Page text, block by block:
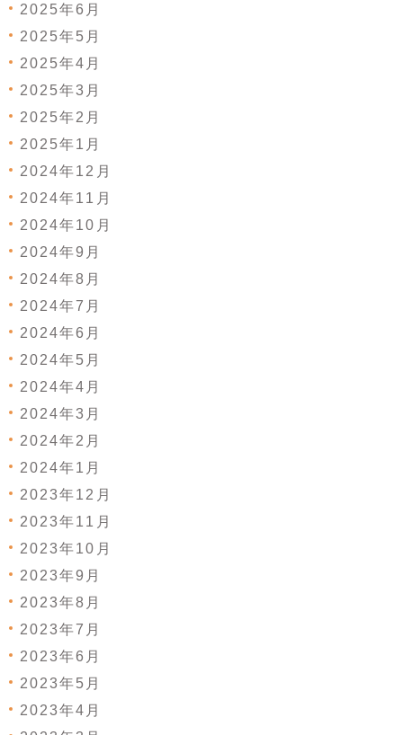
2025年6月
2025年5月
2025年4月
2025年3月
2025年2月
2025年1月
2024年12月
2024年11月
2024年10月
2024年9月
2024年8月
2024年7月
2024年6月
2024年5月
2024年4月
2024年3月
2024年2月
2024年1月
2023年12月
2023年11月
2023年10月
2023年9月
2023年8月
2023年7月
2023年6月
2023年5月
2023年4月